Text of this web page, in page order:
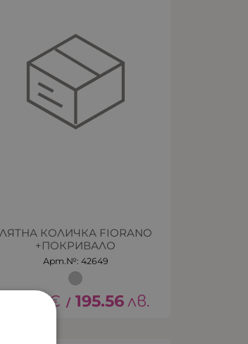
ЛЯТНА КОЛИЧКА FIORANO
+ПОКРИВАЛО
Арт.№: 42649
€ / 195.56лв.